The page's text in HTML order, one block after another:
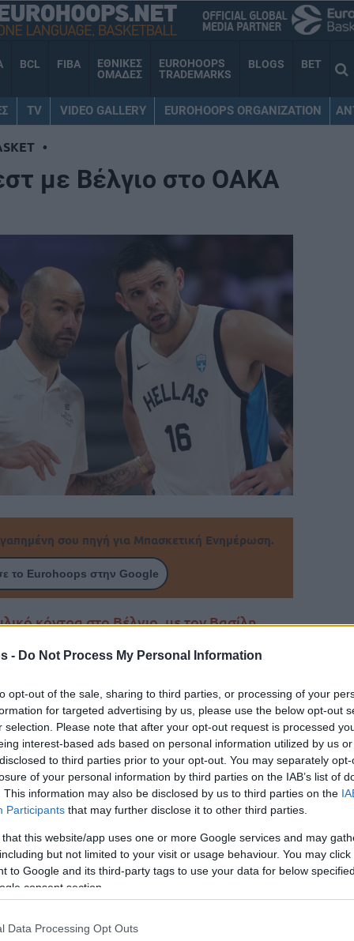
- Do Not Process My Personal Information
opt-out of the sale, sharing to third parties, or processing of your
for targeted advertising by us, please use the below opt-out
selection. Please note that after your opt-out request is processed
interest-based ads based on personal information utilized by us
to third parties prior to your opt-out. You may separately
of your personal information by third parties on the IAB’s list of
This information may also be disclosed by us to third parties on the
Participants that may further disclose it to other third parties.
that this website/app uses one or more Google services and may
but not limited to your visit or usage behaviour. You may
to Google and its third-party tags to use your data for below
consent section.
Data Processing Opt Outs
BCL FIBA
ΕΘΝΙΚΕΣ
ΟΜΑΔΕΣ
EUROHOOPS
TRADEMARKS
BLOGS BET
TV VIDEO GALLERY EUROHOOPS ORGANIZATION
•
με Βέλγιο στο ΟΑΚΑ
σου πηγή για Μπασκετική Ενημέρωση.
το Eurohoops στην Google
κόντρα στο Βέλγιο, με τον Βασίλη
σε όλους τους παίκτες του.
info@eurohoops.net
Η Εθνική ομάδα κάνει πρεμιέρα
απόψε, δίνοντας το πρώτο της τεστ
ενόψει του Ευρωμπάσκετ 2025,
φιλοξενώντας το Βέλγιο στο ΟΑΚΑ
Ο Βασίλης Σπανούλης , είναι στην
ευχάριστη θέση να υπολογίζει όλους
της “γαλανόλευκης”,
στην προετοιμασία από τη Δευτέρα